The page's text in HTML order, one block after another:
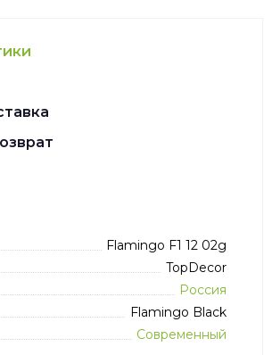
Flamingo F1 12 02g
TopDecor
Россия
Flamingo Black
Современный